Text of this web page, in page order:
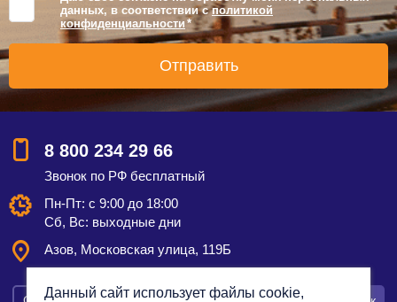
данных, в соответствии сполитикой
конфиденциальности *
8 800 234 29 66
Звонок по РФ бесплатный
Пн-Пт: с 9:00 до 18:00
Сб, Вс: выходные дни
Азов, Московская улица, 119Б
Данный сайт использует файлы cookie,